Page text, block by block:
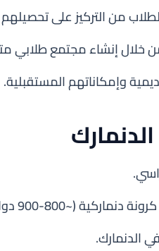
من التركيز على تحصيلهم
خلال إنشاء مجتمع طلابي
وإمكاناتهم المستقبلية.
الدنمارك.